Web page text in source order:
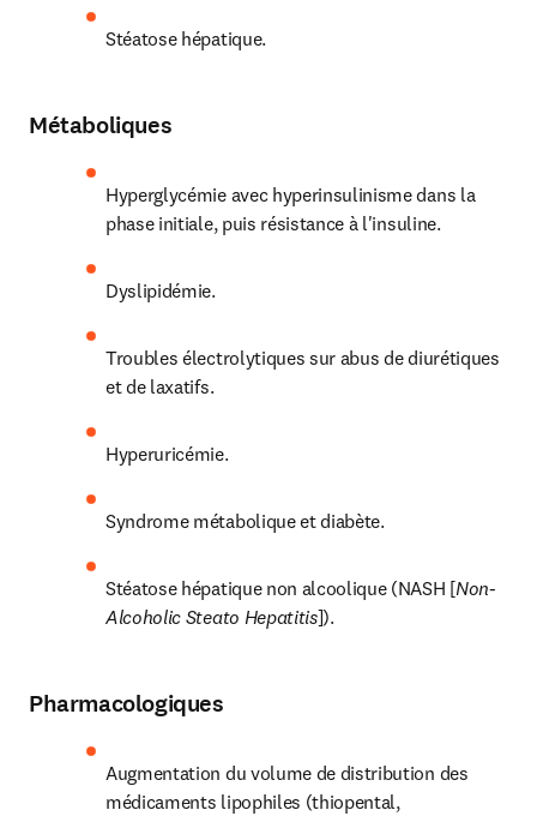
Stéatose hépatique.
Métaboliques
Hyperglycémie avec hyperinsulinisme dans la
phase initiale, puis résistance à l'insuline.
Dyslipidémie.
Troubles électrolytiques sur abus de diurétiques
et de laxatifs.
Hyperuricémie.
Syndrome métabolique et diabète.
Stéatose hépatique non alcoolique (NASH [Non-
Alcoholic Steato Hepatitis]).
Pharmacologiques
Augmentation du volume de distribution des
médicaments lipophiles (thiopental,